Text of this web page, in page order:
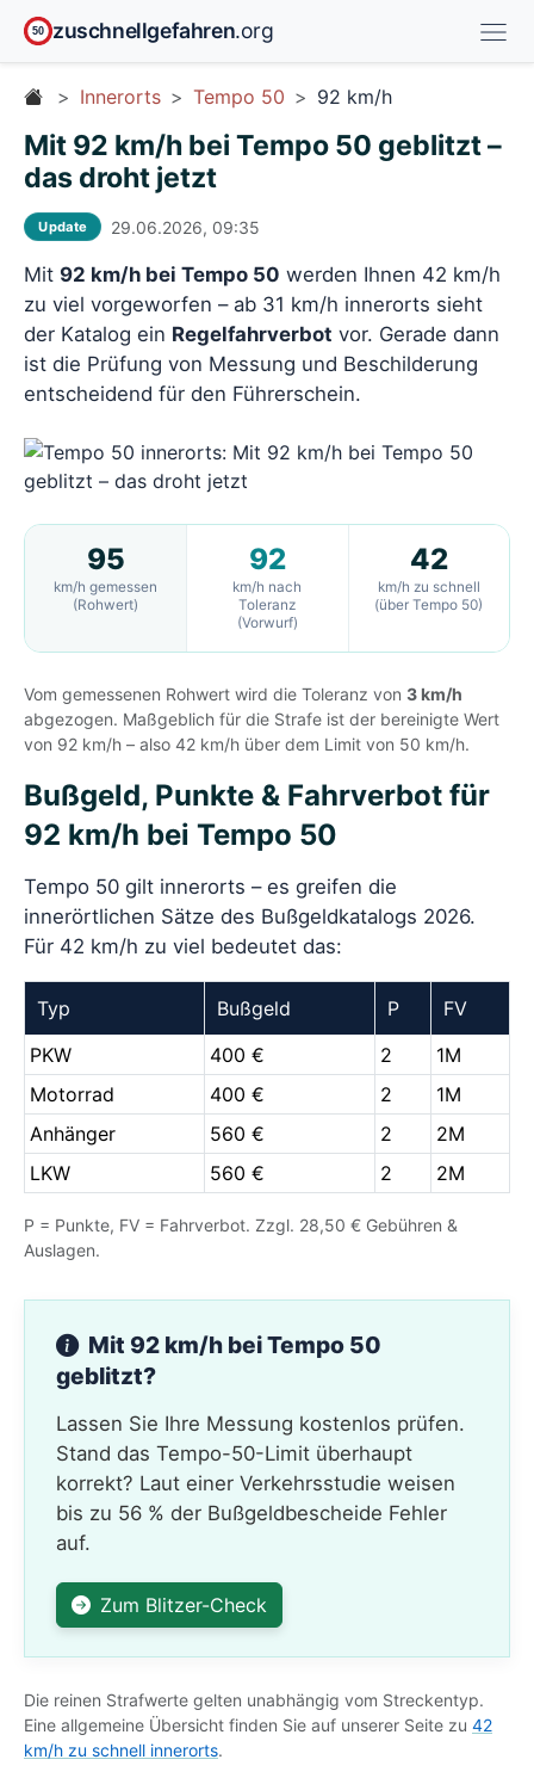
50 zuschnellgefahren.org
Innerorts Tempo 50 92 km/h
Mit 92 km/h bei Tempo 50 geblitzt –
das droht jetzt
Update 29.06.2026, 09:35
Mit 92 km/h bei Tempo 50 werden Ihnen 42 km/h
zu viel vorgeworfen – ab 31 km/h innerorts sieht
der Katalog ein Regelfahrverbot vor. Gerade dann
ist die Prüfung von Messung und Beschilderung
entscheidend für den Führerschein.
95
km/h gemessen
(Rohwert)
92
km/h nach
Toleranz
(Vorwurf)
42
km/h zu schnell
(über Tempo 50)
Vom gemessenen Rohwert wird die Toleranz von 3 km/h
abgezogen. Maßgeblich für die Strafe ist der bereinigte Wert
von 92 km/h – also 42 km/h über dem Limit von 50 km/h.
Bußgeld, Punkte & Fahrverbot für
92 km/h bei Tempo 50
Tempo 50 gilt innerorts – es greifen die
innerörtlichen Sätze des Bußgeldkatalogs 2026.
Für 42 km/h zu viel bedeutet das:
Typ Bußgeld P
FV
PKW
400 € 2
1M
Motorrad
400 € 2
1M
Anhänger
560 € 2
2M
LKW
560 € 2 2M
P = Punkte, FV = Fahrverbot. Zzgl. 28,50 € Gebühren &
Auslagen.
Mit 92 km/h bei Tempo 50
geblitzt?
Lassen Sie Ihre Messung kostenlos prüfen.
Stand das Tempo-50-Limit überhaupt
korrekt? Laut einer Verkehrsstudie weisen
bis zu 56 % der Bußgeldbescheide Fehler
auf.
Zum Blitzer-Check
Die reinen Strafwerte gelten unabhängig vom Streckentyp.
Eine allgemeine Übersicht finden Sie auf unserer Seite zu 42
km/h zu schnell innerorts.